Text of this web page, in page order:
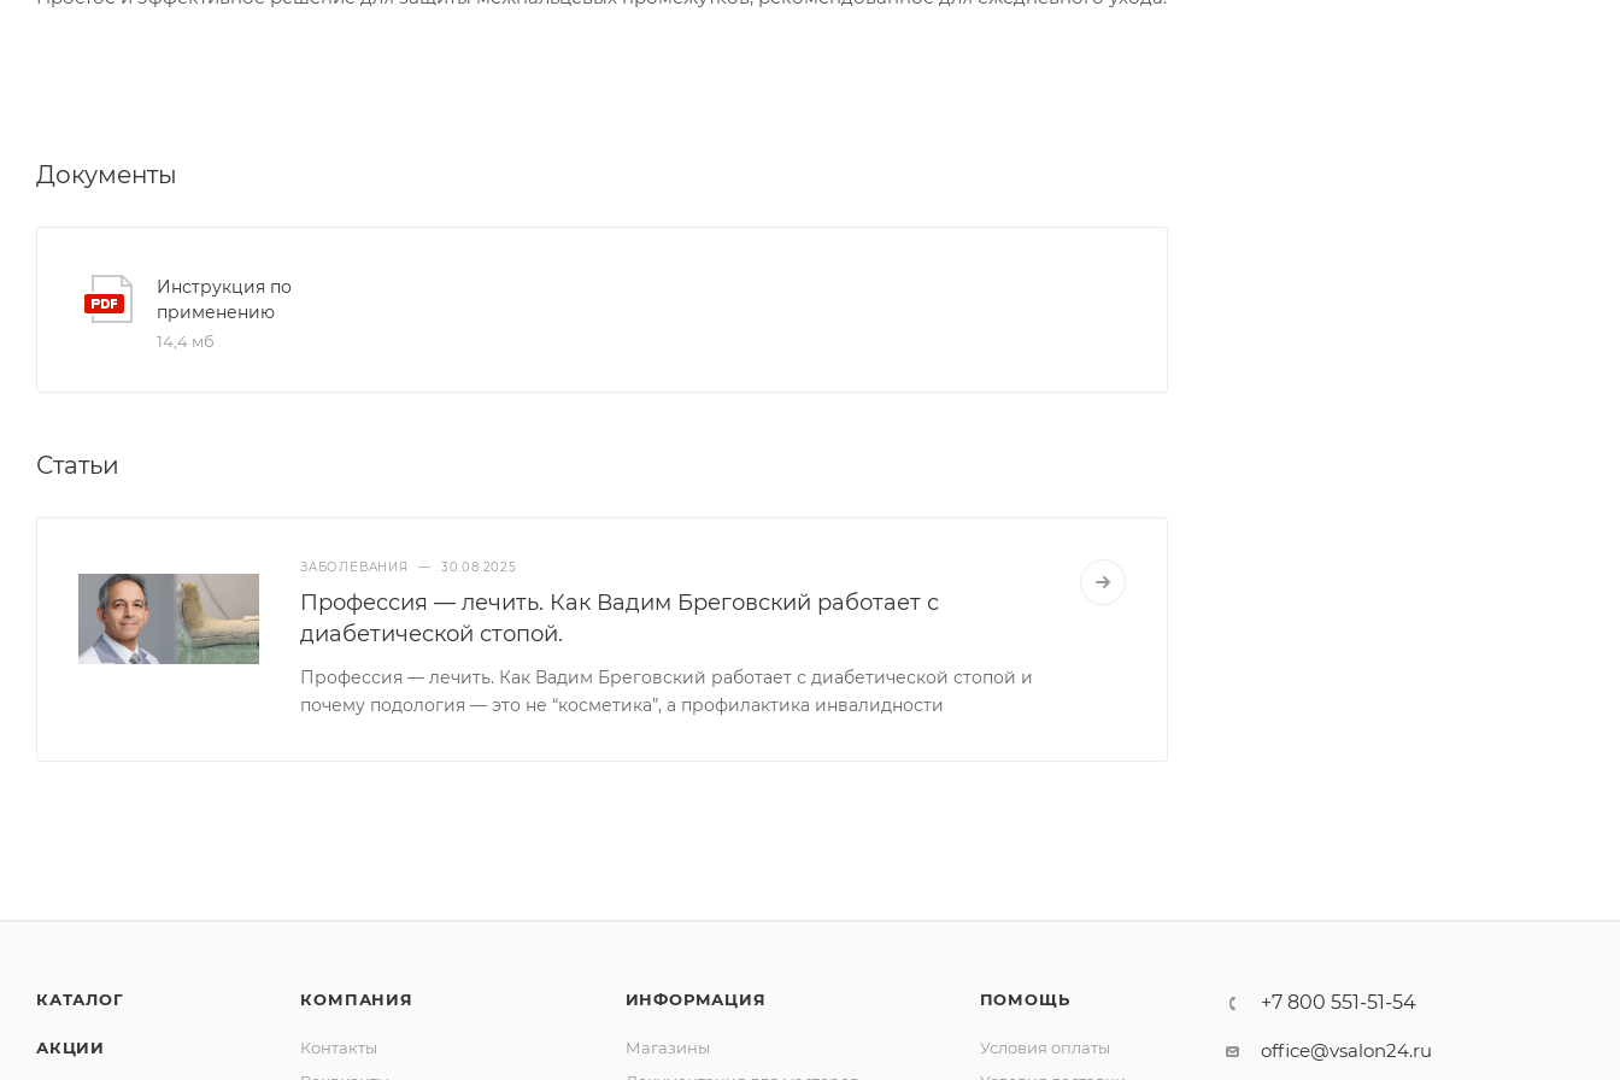
Документы
Инструкция по
применению
14,4 мб
Статьи
ЗАБОЛЕВАНИЯ — 30.08.2025
Профессия — лечить. Как Вадим Бреговский работает с
диабетической стопой.
Профессия — лечить. Как Вадим Бреговский работает с диабетической стопой и
почему подология — это не “косметика”, а профилактика инвалидности
КАТАЛОГ
АКЦИИ
КОМПАНИЯ
Контакты
ИНФОРМАЦИЯ
Магазины
ПОМОЩЬ
Условия оплаты
+7 800 551-51-54
office@vsalon24.ru